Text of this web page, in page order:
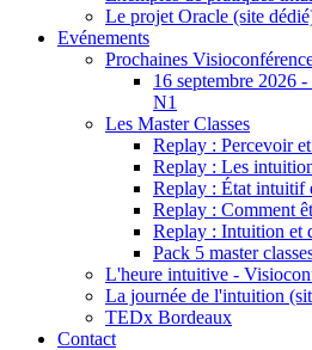
Le projet Oracle (site
Evénements
Prochaines
16 septembre 2026
N1
Les Master Classes
Replay : Percevoir
Replay : Les
Replay : État intuitif
Replay : Comment
Replay : Intuition et
Pack 5 master
L'heure intuitive -
La journée de l'intuition
TEDx Bordeaux
Contact